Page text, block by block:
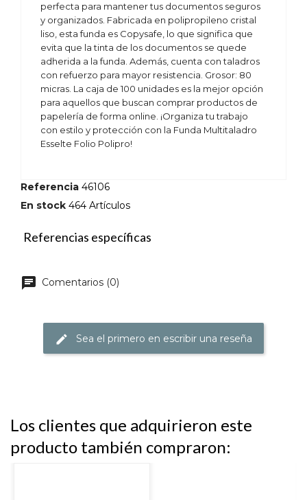
perfecta para mantener tus documentos seguros
y organizados. Fabricada en polipropileno cristal
liso, esta funda es Copysafe, lo que significa que
evita que la tinta de los documentos se quede
adherida a la funda. Además, cuenta con taladros
con refuerzo para mayor resistencia. Grosor: 80
micras. La caja de 100 unidades es la mejor opción
para aquellos que buscan comprar productos de
papelería de forma online. ¡Organiza tu trabajo
con estilo y protección con la Funda Multitaladro
Esselte Folio Polipro!
Referencia 46106
En stock 464 Artículos
Referencias específicas
Comentarios (0)
Sea el primero en escribir una reseña
Los clientes que adquirieron este
producto también compraron: